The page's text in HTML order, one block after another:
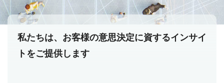
私たちは、お客様の意思決定に資するインサイ
トをご提供します